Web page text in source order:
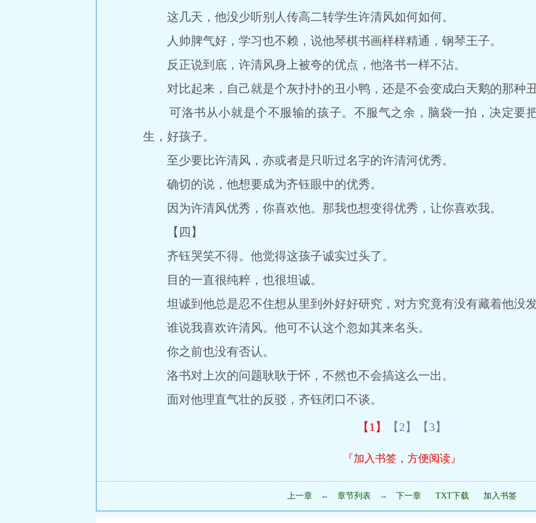
这几天，他没少听别人传高二转学生许清风如何如何。
人帅脾气好，学习也不赖，说他琴棋书画样样精通，钢琴王子。
反正说到底，许清风身上被夸的优点，他洛书一样不沾。
对比起来，自己就是个灰扑扑的丑小鸭，还是不会变成白天鹅的那种
可洛书从小就是个不服输的孩子。不服气之余，脑袋一拍，决定要
生，好孩子。
至少要比许清风，亦或者是只听过名字的许清河优秀。
确切的说，他想要成为齐钰眼中的优秀。
因为许清风优秀，你喜欢他。那我也想变得优秀，让你喜欢我。
【四】
齐钰哭笑不得。他觉得这孩子诚实过头了。
目的一直很纯粹，也很坦诚。
坦诚到他总是忍不住想从里到外好好研究，对方究竟有没有藏着他没
谁说我喜欢许清风。他可不认这个忽如其来名头。
你之前也没有否认。
洛书对上次的问题耿耿于怀，不然也不会搞这么一出。
面对他理直气壮的反驳，齐钰闭口不谈。
【1】 【2】 【3】
『加入书签，方便阅读』
上一章 ← 章节列表 → 下一章 TXT下载 加入书签